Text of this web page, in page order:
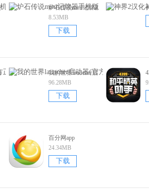
官方手机版）
炉石传说mini记牌器手机版（官方正
8.53MB
下载
（官方正版）
我的世界launcher启动器(官方正版)
96.28MB
下载
百分网app
24.34MB
下载